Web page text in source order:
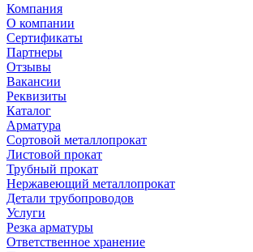
Компания
О компании
Сертификаты
Партнеры
Отзывы
Вакансии
Реквизиты
Каталог
Арматура
Сортовой металлопрокат
Листовой прокат
Трубный прокат
Нержавеющий металлопрокат
Детали трубопроводов
Услуги
Резка арматуры
Ответственное хранение